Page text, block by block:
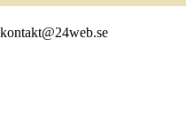
kontakt@24web.se